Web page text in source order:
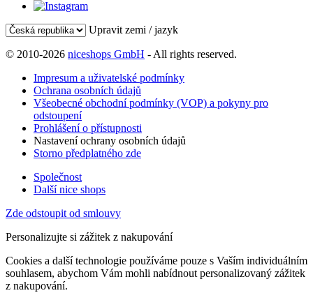
Upravit zemi / jazyk
© 2010-2026 niceshops GmbH - All rights reserved.
Impresum a uživatelské podmínky
Ochrana osobních údajů
Všeobecné obchodní podmínky (VOP) a pokyny pro
odstoupení
Prohlášení o přístupnosti
Nastavení ochrany osobních údajů
Storno předplatného zde
Společnost
Další nice shops
Zde odstoupit od smlouvy
Personalizujte si zážitek z nakupování
Cookies a další technologie používáme pouze s Vaším individuálním
souhlasem, abychom Vám mohli nabídnout personalizovaný zážitek
z nakupování.